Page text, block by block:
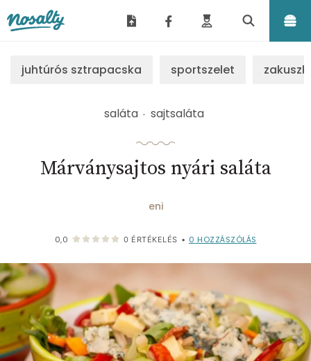
juhtúrós sztrapacska sportszelet
saláta sajtsaláta
Márványsajtos nyári saláta
eni
0,0 0 ÉRTÉKELÉS • 0 HOZZÁSZÓLÁS